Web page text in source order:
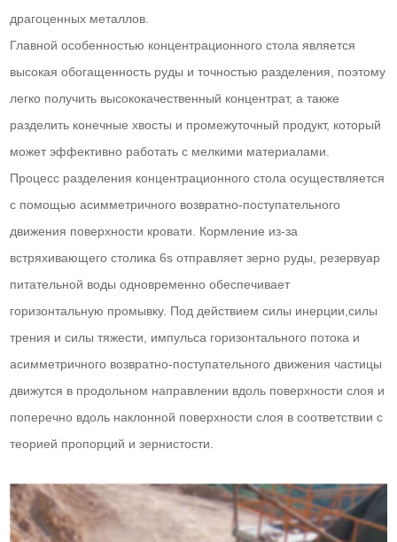
драгоценных металлов.
Главной особенностью концентрационного стола является
высокая обогащенность руды и точностью разделения, поэтому
легко получить высококачественный концентрат, а также
разделить конечные хвосты и промежуточный продукт, который
может эффективно работать с мелкими материалами.
Процесс разделения концентрационного стола осуществляется
с помощью асимметричного возвратно-поступательного
движения поверхности кровати. Кормление из-за
встряхивающего столика 6s отправляет зерно руды, резервуар
питательной воды одновременно обеспечивает
горизонтальную промывку. Под действием силы инерции,силы
трения и силы тяжести, импульса горизонтального потока и
асимметричного возвратно-поступательного движения частицы
движутся в продольном направлении вдоль поверхности слоя и
поперечно вдоль наклонной поверхности слоя в соответствии с
теорией пропорций и зернистости.